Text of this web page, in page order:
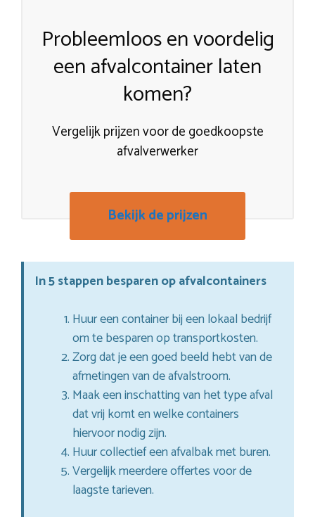
Probleemloos en voordelig
een afvalcontainer laten
komen?
Vergelijk prijzen voor de goedkoopste
afvalverwerker
Bekijk de prijzen
In 5 stappen besparen op afvalcontainers
Huur een container bij een lokaal bedrijf
om te besparen op transportkosten.
Zorg dat je een goed beeld hebt van de
afmetingen van de afvalstroom.
Maak een inschatting van het type afval
dat vrij komt en welke containers
hiervoor nodig zijn.
Huur collectief een afvalbak met buren.
Vergelijk meerdere offertes voor de
laagste tarieven.